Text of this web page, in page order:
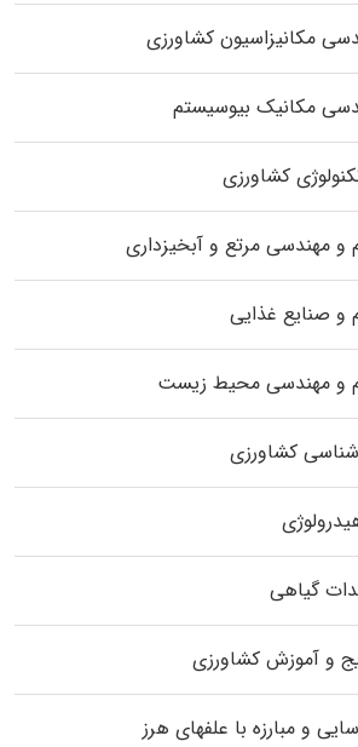
مکانیزاسیون کشاورزی
مکانیک بیوسیستم
کشاورزی
و مهندسی مرتع و آبخیزداری
و صنایع غذایی
و مهندسی محیط زیست
کشاورزی
گیاهی
و آموزش کشاورزی
و مبارزه با علفهای هرز